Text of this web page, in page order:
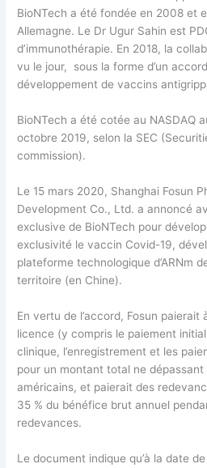
BioNTech a été fondée en 2008 et
Allemagne. Le Dr Ugur Sahin est
d’immunothérapie. En 2018, la
vu le jour, sous la forme d’un
développement de vaccins
BioNTech a été cotée au NASDAQ
octobre 2019, selon la SEC
commission).
Le 15 mars 2020, Shanghai Fosun
Development Co., Ltd. a annoncé
exclusive de BioNTech pour
exclusivité le vaccin Covid-19,
plateforme technologique d’ARNm
territoire (en Chine).
En vertu de l’accord, Fosun paierait
licence (y compris le paiement
clinique, l’enregistrement et les
pour un montant total ne
américains, et paierait des
35 % du bénéfice brut annuel
redevances.
Le document indique qu’à la date